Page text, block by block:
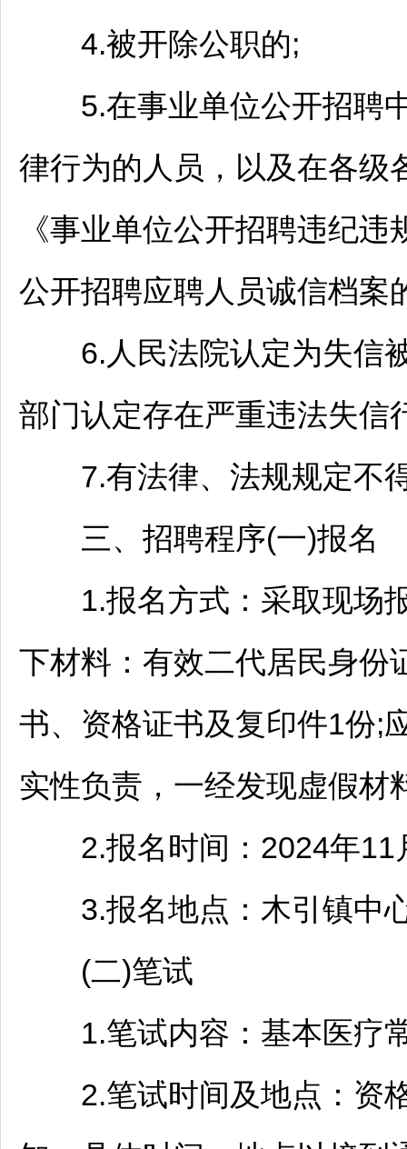
4.被开除公职的;
5.在事业单位公开招聘
律行为的人员，以及在各级
《事业单位公开招聘违纪违
公开招聘应聘人员诚信档案
6.人民法院认定为失信被
部门认定存在严重违法失信
7.有法律、法规规定不
三、 招聘程序(一)报名
1.报名方式：采取现场报
下材料：有效二代居民身份
书、资格证书及复印件1份;
实性负责，一经发现虚假材
2.报名时间：2024年11
3.报名地点：木引镇中
(二)笔试
1.笔试内容：基本医疗常
2.笔试时间及地点：资格